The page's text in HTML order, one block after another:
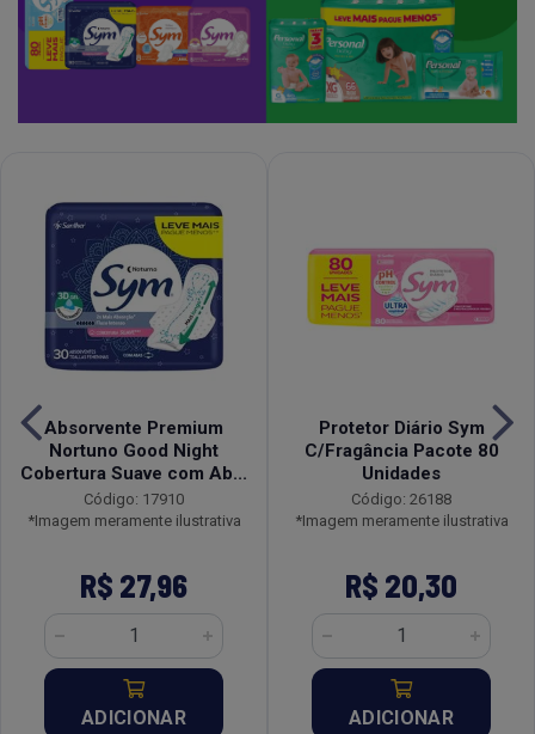
Absorvente Premium
Nortuno Good Night
Cobertura Suave com Ab...
Código: 17910
*Imagem meramente ilustrativa
R$ 27,96
ADICIONAR
Protetor Diário Sym
C/Fragância Pacote 80
Unidades
Código: 26188
*Imagem meramente ilustrativa
R$ 20,30
ADICIONAR